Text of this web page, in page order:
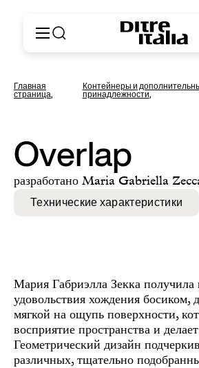
Продукция
Каталоги и материалы
Ditre for Professionals
Точки продаж
Новости и пресса
Личный кабинет
English
Español
Русский
简体中文
Главная
страница,
Контейнеры и
принадлежности,
Overlap
разработано Maria Gabriella
Технические характеристики
Мария Габриэлла Зекка получила
удовольствия хождения босиком,
мягкой на ощупь поверхности,
восприятие пространства и
Геометрический дизайн
различных, тщательно